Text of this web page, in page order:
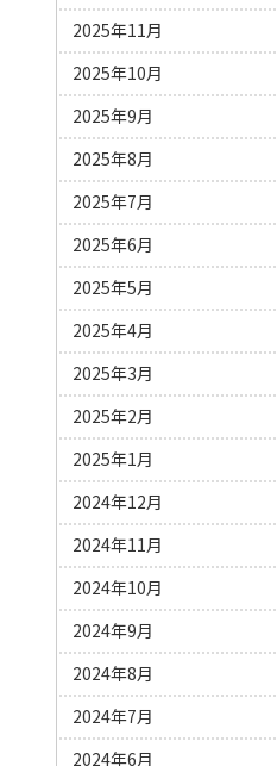
2025年11月
2025年10月
2025年9月
2025年8月
2025年7月
2025年6月
2025年5月
2025年4月
2025年3月
2025年2月
2025年1月
2024年12月
2024年11月
2024年10月
2024年9月
2024年8月
2024年7月
2024年6月